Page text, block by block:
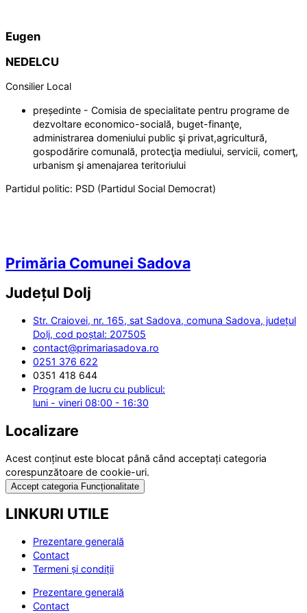
Eugen
NEDELCU
Consilier Local
președinte - Comisia de specialitate pentru programe de
dezvoltare economico-socială, buget-finanţe,
administrarea domeniului public şi privat,agricultură,
gospodărire comunală, protecţia mediului, servicii, comerţ,
urbanism şi amenajarea teritoriului
Partidul politic: PSD (Partidul Social Democrat)
Primăria Comunei Sadova
Județul Dolj
Str. Craiovei, nr. 165, sat Sadova, comuna Sadova, județul
Dolj, cod poștal: 207505
contact@primariasadova.ro
0251 376 622
0351 418 644
Program de lucru cu publicul:
luni - vineri 08:00 - 16:30
Localizare
Acest conținut este blocat până când acceptați categoria
corespunzătoare de cookie-uri.
Accept categoria Funcționalitate
LINKURI UTILE
Prezentare generală
Contact
Termeni și condiții
Prezentare generală
Contact